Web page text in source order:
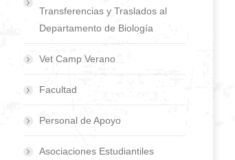
Transferencias y Traslados al
Departamento de Biología
Vet Camp Verano
Facultad
Personal de Apoyo
Asociaciones Estudiantiles